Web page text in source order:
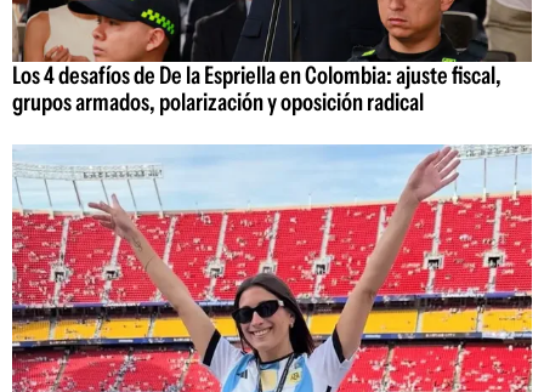
Los 4 desafíos de De la Espriella en Colombia: ajuste fiscal,
grupos armados, polarización y oposición radical